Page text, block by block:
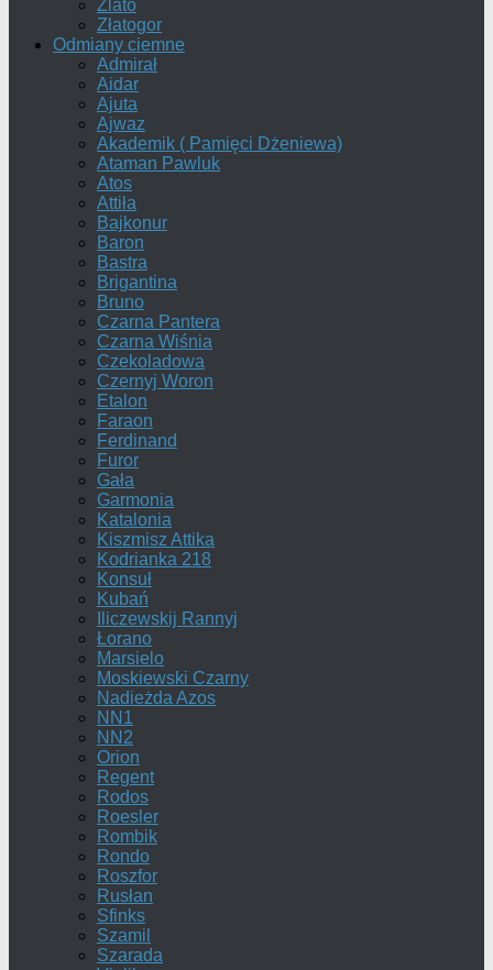
Zlato
Złatogor
Odmiany ciemne
Admirał
Aidar
Ajuta
Ajwaz
Akademik ( Pamięci Dżeniewa)
Ataman Pawluk
Atos
Attiła
Bajkonur
Baron
Bastra
Brigantina
Bruno
Czarna Pantera
Czarna Wiśnia
Czekoladowa
Czernyj Woron
Etalon
Faraon
Ferdinand
Furor
Gała
Garmonia
Katalonia
Kiszmisz Attika
Kodrianka 218
Konsuł
Kubań
Iliczewskij Rannyj
Łorano
Marsielo
Moskiewski Czarny
Nadieżda Azos
NN1
NN2
Orion
Regent
Rodos
Roesler
Rombik
Rondo
Roszfor
Rusłan
Sfinks
Szamil
Szarada